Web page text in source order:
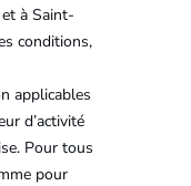
à Saint-
conditions,
applicables
d’activité
Pour tous
pour